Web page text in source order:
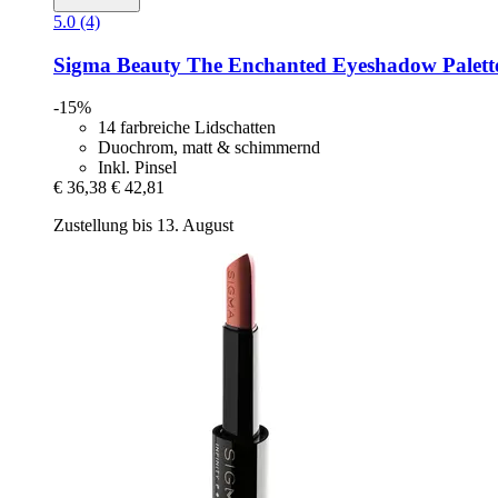
5.0 (4)
Sigma Beauty The Enchanted Eyeshadow
-15%
14 farbreiche Lidschatten
Duochrom, matt & schimmernd
Inkl. Pinsel
€ 36,38 € 42,81
Zustellung bis 13. August